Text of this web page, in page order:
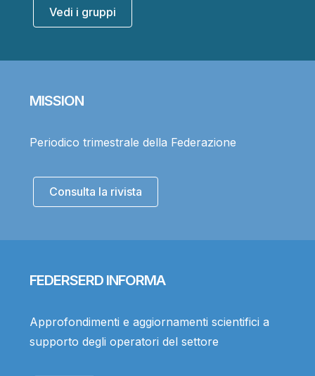
Vedi i gruppi
MISSION
Periodico trimestrale della Federazione
Consulta la rivista
FEDERSERD INFORMA
Approfondimenti e aggiornamenti scientifici a
supporto degli operatori del settore